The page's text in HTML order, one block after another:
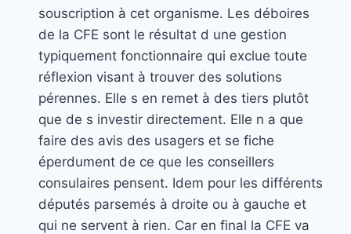
souscription à cet organisme. Les déboires
de la CFE sont le résultat d une gestion
typiquement fonctionnaire qui exclue toute
réflexion visant à trouver des solutions
pérennes. Elle s en remet à des tiers plutôt
que de s investir directement. Elle n a que
faire des avis des usagers et se fiche
éperdument de ce que les conseillers
consulaires pensent. Idem pour les différents
députés parsemés à droite ou à gauche et
qui ne servent à rien. Car en final la CFE va